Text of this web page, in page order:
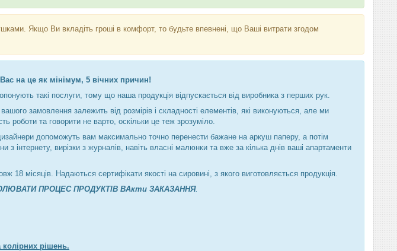
Якщо Ви вкладіть гроші в комфорт, то будьте впевнені, що Ваші витрати згодом
на це як мінімум, 5 вічних причин!
такі послуги, тому що наша продукція відпускається від виробника з перших рук.
замовлення залежить від розмірів і складності елементів, які виконуються, але ми
роботи та говорити не варто, оскільки це теж зрозуміло.
допоможуть вам максимально точно перенести бажане на аркуш паперу, а потім
інтернету, вирізки з журналів, навіть власні малюнки та вже за кілька днів ваші апартаменти
18 місяців. Надаються сертифікати якості на сировині, з якого виготовляється продукція.
ПРОЦЕС ПРОДУКТІВ ВАкти ЗАКАЗАННЯ.
рішень.